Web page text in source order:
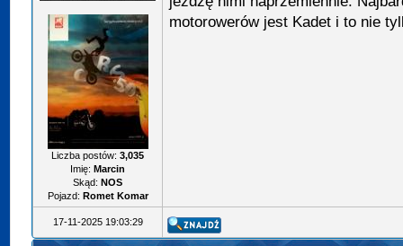
Liczba postów:3,035
Imię: Marcin
Skąd: NOS
Pojazd: Romet Komar
motorowerów jest Kadet i to nie
17-11-2025 19:03:29